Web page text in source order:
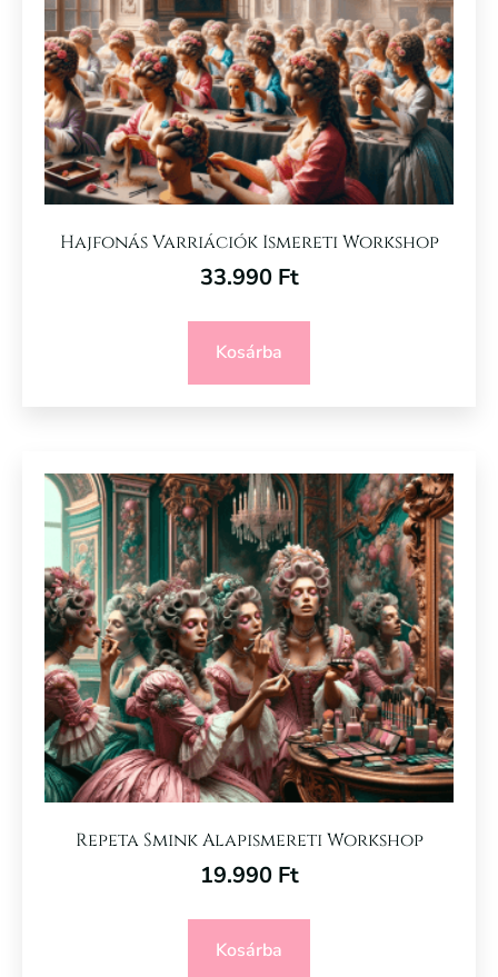
Hajfonás Varriációk Ismereti Workshop
33.990 Ft
Kosárba
Repeta Smink Alapismereti Workshop
19.990 Ft
Kosárba